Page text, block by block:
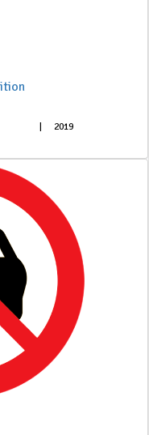
2019